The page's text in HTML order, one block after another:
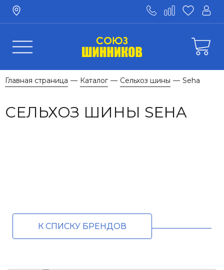
Главная страница — Каталог — Сельхоз шины — Seha
СЕЛЬХОЗ ШИНЫ SEHA
К СПИСКУ БРЕНДОВ